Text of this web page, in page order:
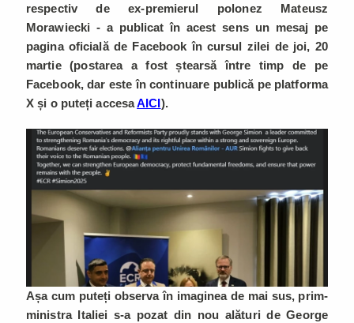
respectiv de ex-premierul polonez Mateusz
Morawiecki - a publicat în acest sens un mesaj pe
pagina oficială de Facebook în cursul zilei de joi, 20
martie (postarea a fost ștearsă între timp de pe
Facebook, dar este în continuare publică pe platforma
X și o puteți accesaAICI).
Așa cum puteți observa în imaginea de mai sus, prim-
ministra Italiei s-a pozat din nou alături de George